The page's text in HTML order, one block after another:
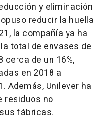
y eliminación
reducir la huella
la compañía ya ha
total de envases de
de un 16%,
en 2018 a
Además, Unilever ha
residuos no
fábricas.